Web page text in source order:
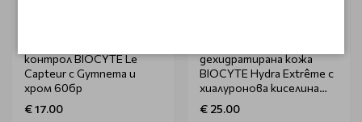
контрол BIOCYTE Le
Capteur с Gymnema и
хром 60бр
€ 17.00
дехидратирана кожа
BIOCYTE Hydra Extrême с
хиалуронова киселина
40бр
€ 25.00